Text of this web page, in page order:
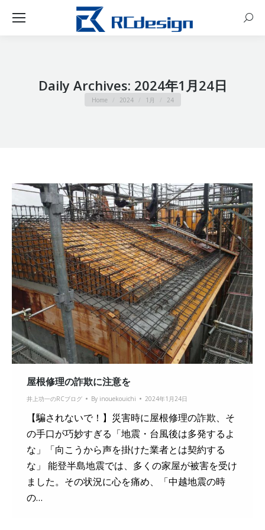
Daily Archives: 2024年1月24日
You are here:
Home 2024 1月 24
屋根修理の詐欺に注意を
井上功一のRCブログ By inouekouichi 2024年1月24日
【騙されないで！】災害時に屋根修理の詐欺、そ
の手口が巧妙すぎる「地震・台風後は多発するよ
な」「向こうから声を掛けた業者とは契約する
な」 能登半島地震では、多くの家屋が被害を受け
ました。その状況に心を痛め、「中越地震の時
の…